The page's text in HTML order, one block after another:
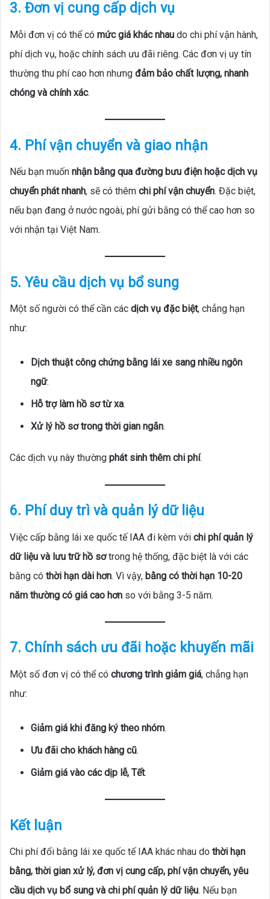
3. Đơn vị cung cấp dịch vụ
Mỗi đơn vị có thể có mức giá khác nhau do chi phí vận hành,
phí dịch vụ, hoặc chính sách ưu đãi riêng. Các đơn vị uy tín
thường thu phí cao hơn nhưng đảm bảo chất lượng, nhanh
chóng và chính xác.
4. Phí vận chuyển và giao nhận
Nếu bạn muốn nhận bằng qua đường bưu điện hoặc dịch vụ
chuyển phát nhanh, sẽ có thêm chi phí vận chuyển. Đặc biệt,
nếu bạn đang ở nước ngoài, phí gửi bằng có thể cao hơn so
với nhận tại Việt Nam.
5. Yêu cầu dịch vụ bổ sung
Một số người có thể cần các dịch vụ đặc biệt, chẳng hạn
như:
Dịch thuật công chứng bằng lái xe sang nhiều ngôn
ngữ.
Hỗ trợ làm hồ sơ từ xa.
Xử lý hồ sơ trong thời gian ngắn.
Các dịch vụ này thường phát sinh thêm chi phí.
6. Phí duy trì và quản lý dữ liệu
Việc cấp bằng lái xe quốc tế IAA đi kèm với chi phí quản lý
dữ liệu và lưu trữ hồ sơtrong hệ thống, đặc biệt là với các
bằng có thời hạn dài hơn. Vì vậy, bằng có thời hạn 10-20
năm thường có giá cao hơn so với bằng 3-5 năm.
7. Chính sách ưu đãi hoặc khuyến mãi
Một số đơn vị có thể có chương trình giảm giá, chẳng hạn
như:
Giảm giá khi đăng ký theo nhóm.
Ưu đãi cho khách hàng cũ.
Giảm giá vào các dịp lễ, Tết.
Kết luận
Chi phí đổi bằng lái xe quốc tế IAA khác nhau do thời hạn
bằng, thời gian xử lý, đơn vị cung cấp, phí vận chuyển, yêu
cầu dịch vụ bổ sung và chi phí quản lý dữ liệu. Nếu bạn